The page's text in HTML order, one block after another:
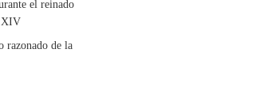
el reinado
XIV
razonado de la